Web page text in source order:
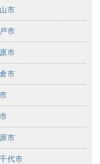
市
市
市
市
市
代市